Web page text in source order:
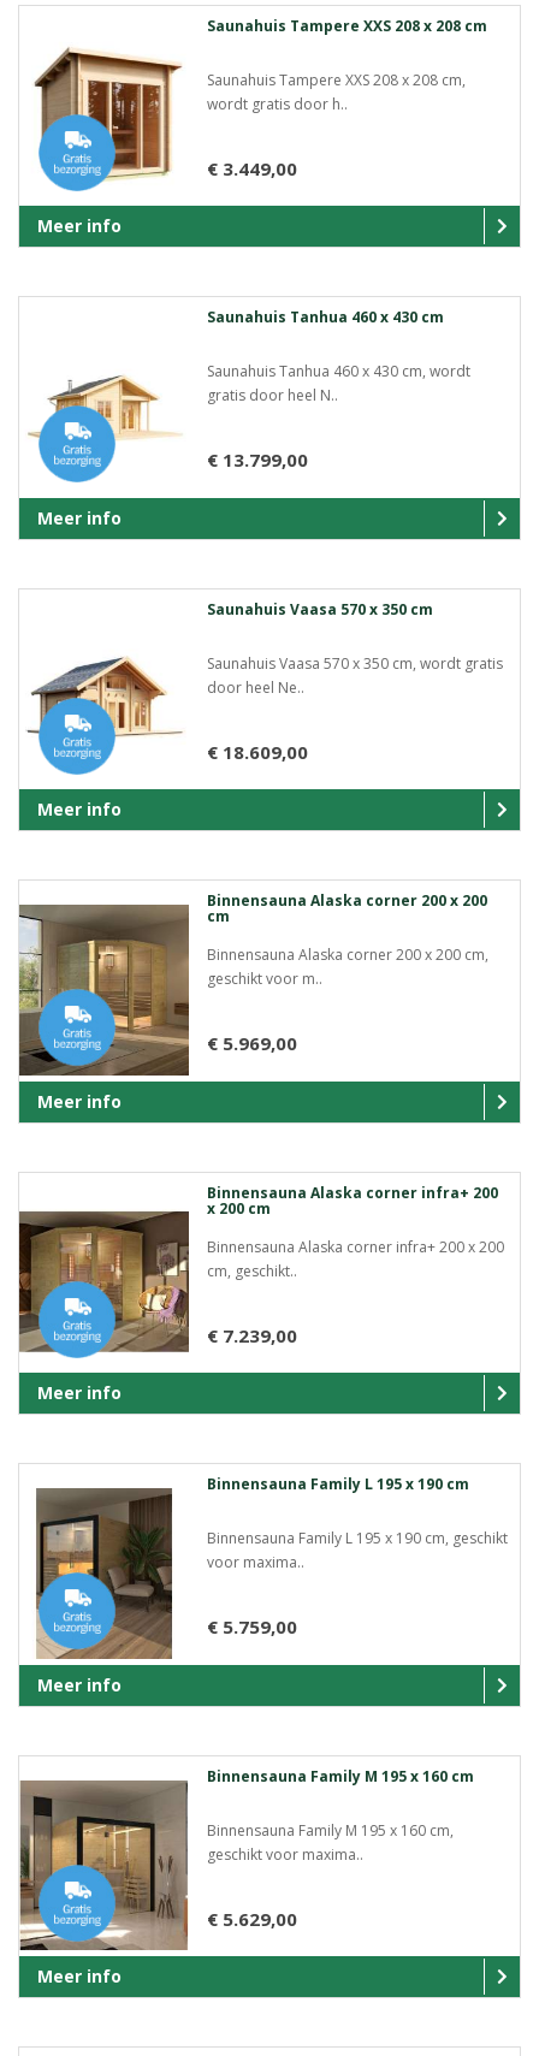
Saunahuis Tampere XXS 208 x 208 cm
Saunahuis Tampere XXS 208 x 208 cm,
wordt gratis door h..
€ 3.449,00
Meer info
Saunahuis Tanhua 460 x 430 cm
Saunahuis Tanhua 460 x 430 cm, wordt
gratis door heel N..
€ 13.799,00
Meer info
Saunahuis Vaasa 570 x 350 cm
Saunahuis Vaasa 570 x 350 cm, wordt gratis
door heel Ne..
€ 18.609,00
Meer info
Binnensauna Alaska corner 200 x 200
cm
Binnensauna Alaska corner 200 x 200 cm,
geschikt voor m..
€ 5.969,00
Meer info
Binnensauna Alaska corner infra+ 200
x 200 cm
Binnensauna Alaska corner infra+ 200 x 200
cm, geschikt..
€ 7.239,00
Meer info
Binnensauna Family L 195 x 190 cm
Binnensauna Family L 195 x 190 cm, geschikt
voor maxima..
€ 5.759,00
Meer info
Binnensauna Family M 195 x 160 cm
Binnensauna Family M 195 x 160 cm,
geschikt voor maxima..
€ 5.629,00
Meer info